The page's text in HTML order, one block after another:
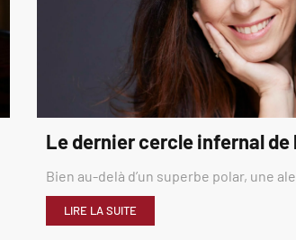
Le dernier cercle infernal de
Bien au-delà d’un superbe polar, une
LIRE LA SUITE